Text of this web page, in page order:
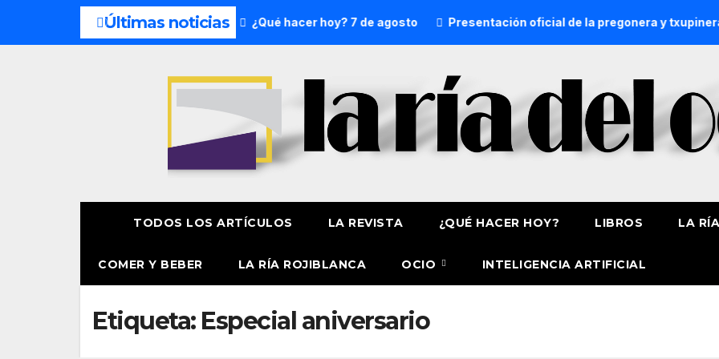
Últimas noticias
del fin de semana: 8 y 9 de agosto ¿Qué hacer hoy? 7 de agosto Presentación oficial de la pregonera y txupinera
TODOS LOS ARTÍCULOS LA REVISTA ¿QUÉ HACER HOY? LIBROS LA
COMER Y BEBER LA RÍA ROJIBLANCA OCIO INTELIGENCIA ARTIFICIAL
Etiqueta: Especial aniversario